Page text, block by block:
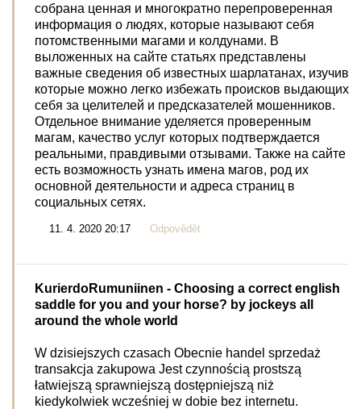
собрана ценная и многократно перепроверенная
информация о людях, которые называют себя
потомственными магами и колдунами. В
выложенных на сайте статьях представлены
важные сведения об известных шарлатанах, изучив
которые можно легко избежать происков выдающих
себя за целителей и предсказателей мошенников.
Отдельное внимание уделяется проверенным
магам, качество услуг которых подтверждается
реальными, правдивыми отзывами. Также на сайте
есть возможность узнать имена магов, род их
основной деятельности и адреса страниц в
социальных сетях.
11. 4. 2020 20:17 Odpovědět
KurierdoRumuniinen - Choosing a correct english
saddle for you and your horse? by jockeys all
around the whole world
W dzisiejszych czasach Obecnie handel sprzedaż
transakcja zakupowa Jest czynnością prostszą
łatwiejszą sprawniejszą dostępniejszą niż
kiedykolwiek wcześniej w dobie bez internetu.